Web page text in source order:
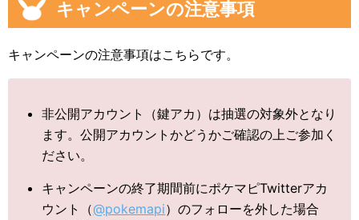
キャンペーンの注意事項
キャンペーンの注意事項はこちらです。
非公開アカウント（鍵アカ）は抽選の対象外となり
ます。公開アカウントかどうかご確認の上ご参加く
ださい。
キャンペーンの終了期間前にポケマピTwitterアカ
ウント（@pokemapi）のフォローを外した場合